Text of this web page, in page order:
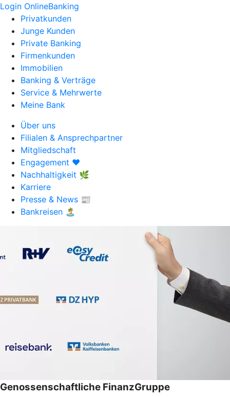
Login OnlineBanking
Privatkunden
Junge Kunden
Private Banking
Firmenkunden
Immobilien
Banking & Verträge
Service & Mehrwerte
Meine Bank
Über uns
Filialen & Ansprechpartner
Mitgliedschaft
Engagement ❤️
Nachhaltigkeit 🌿
Karriere
Presse & News 📰
Bankreisen 🏝️
Genossenschaftliche FinanzGruppe